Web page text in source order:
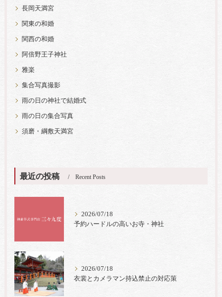
長岡天満宮
関東の和婚
関西の和婚
阿倍野王子神社
雅楽
集合写真撮影
雨の日の神社で結婚式
雨の日の集合写真
須磨・綱敷天満宮
最近の投稿 Recent Posts
2026/07/18
予約ハードルの高いお寺・神社
2026/07/18
衣裳とカメラマン持込禁止の対応策